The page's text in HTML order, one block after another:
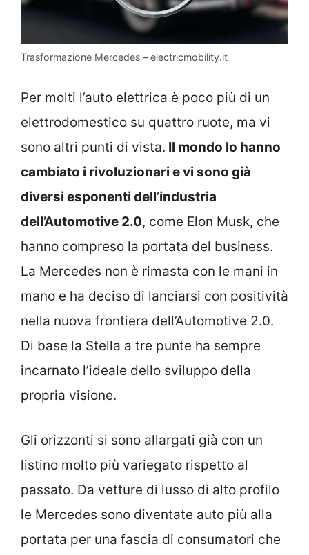
Trasformazione Mercedes – electricmobility.it
Per molti l’auto elettrica è poco più di un
elettrodomestico su quattro ruote, ma vi
sono altri punti di vista. Il mondo lo hanno
cambiato i rivoluzionari e vi sono già
diversi esponenti dell’industria
dell’Automotive 2.0, come Elon Musk, che
hanno compreso la portata del business.
La Mercedes non è rimasta con le mani in
mano e ha deciso di lanciarsi con positività
nella nuova frontiera dell’Automotive 2.0.
Di base la Stella a tre punte ha sempre
incarnato l’ideale dello sviluppo della
propria visione.
Gli orizzonti si sono allargati già con un
listino molto più variegato rispetto al
passato. Da vetture di lusso di alto profilo
le Mercedes sono diventate auto più alla
portata per una fascia di consumatori che